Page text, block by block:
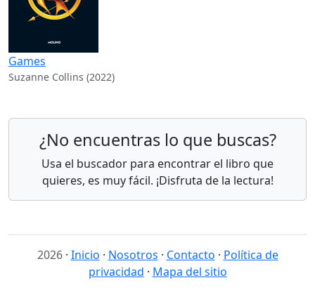
Games
Suzanne Collins (2022)
¿No encuentras lo que buscas?
Usa el buscador para encontrar el libro que
quieres, es muy fácil. ¡Disfruta de la lectura!
2026· Inicio · Nosotros · Contacto · Política de
privacidad · Mapa del sitio